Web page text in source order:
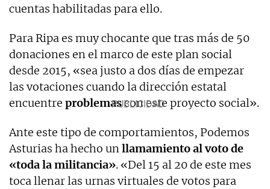
cuentas habilitadas para ello.
Para Ripa es muy chocante que tras más de 50
donaciones en el marco de este plan social
desde 2015, «sea justo a dos días de empezar
las votaciones cuando la dirección estatal
encuentre problemascon este proyecto social».
Ante este tipo de comportamientos, Podemos
Asturias ha hecho unllamamiento al voto de
«toda la militancia». «Del 15 al 20 de este mes
toca llenar las urnas virtuales de votos para